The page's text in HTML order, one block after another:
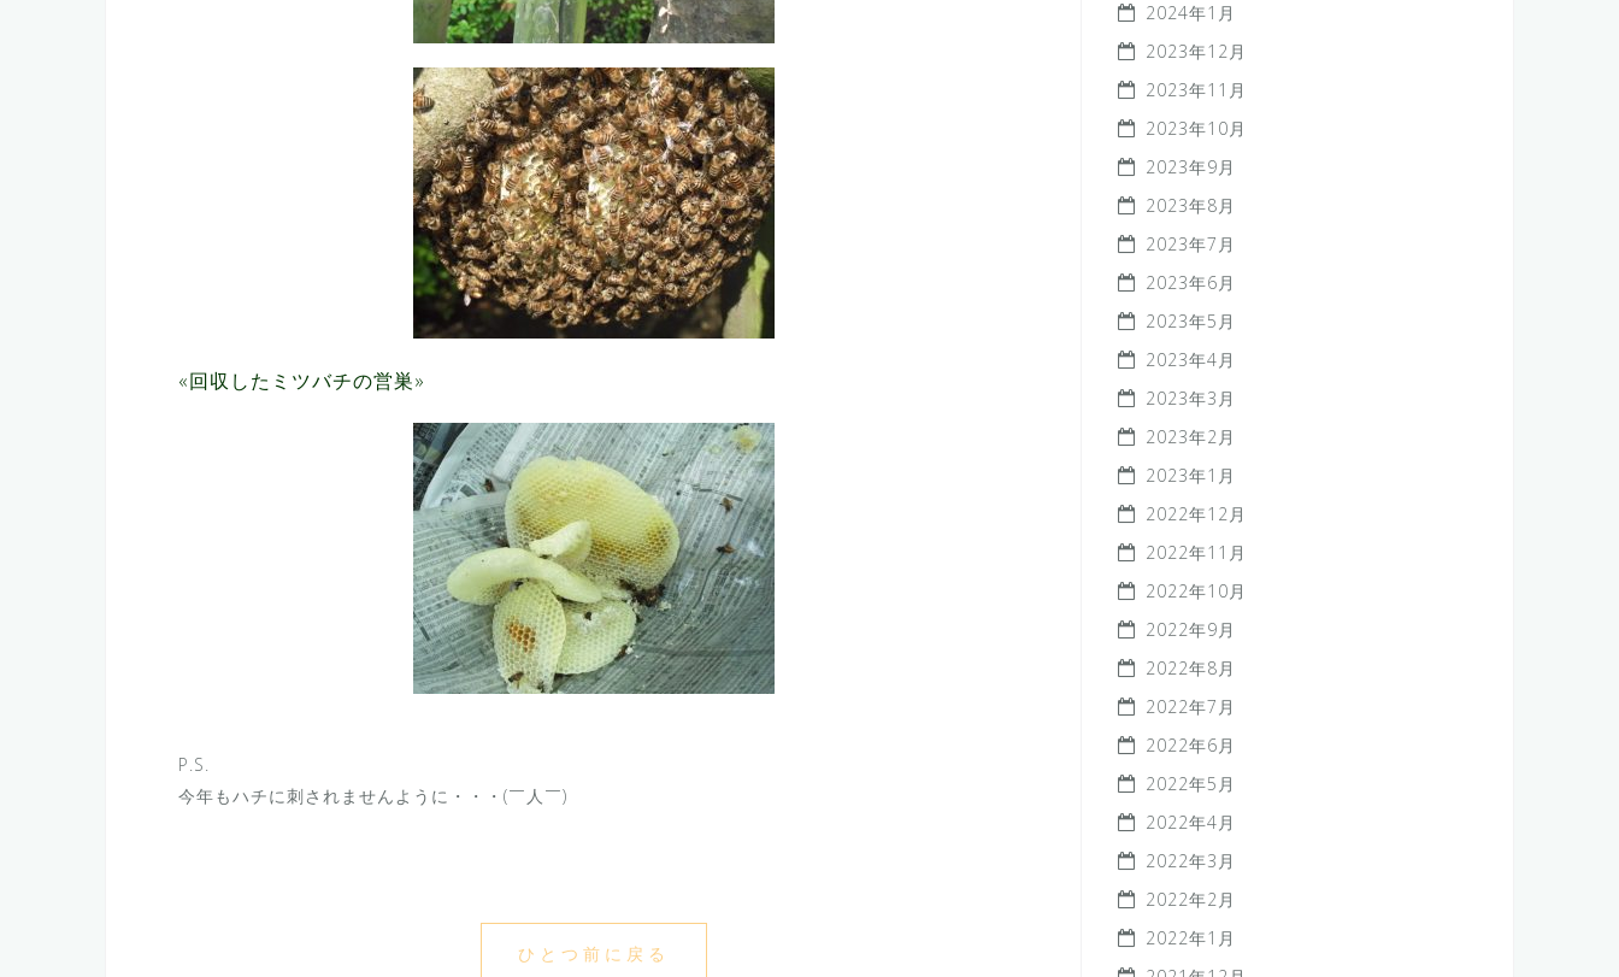
«回収したミツバチの営巣»
P.S.
今年もハチに刺されませんように・・・(￣人￣)
ひとつ前に戻る
2024年1月
2023年12月
2023年11月
2023年10月
2023年9月
2023年8月
2023年7月
2023年6月
2023年5月
2023年4月
2023年3月
2023年2月
2023年1月
2022年12月
2022年11月
2022年10月
2022年9月
2022年8月
2022年7月
2022年6月
2022年5月
2022年4月
2022年3月
2022年2月
2022年1月